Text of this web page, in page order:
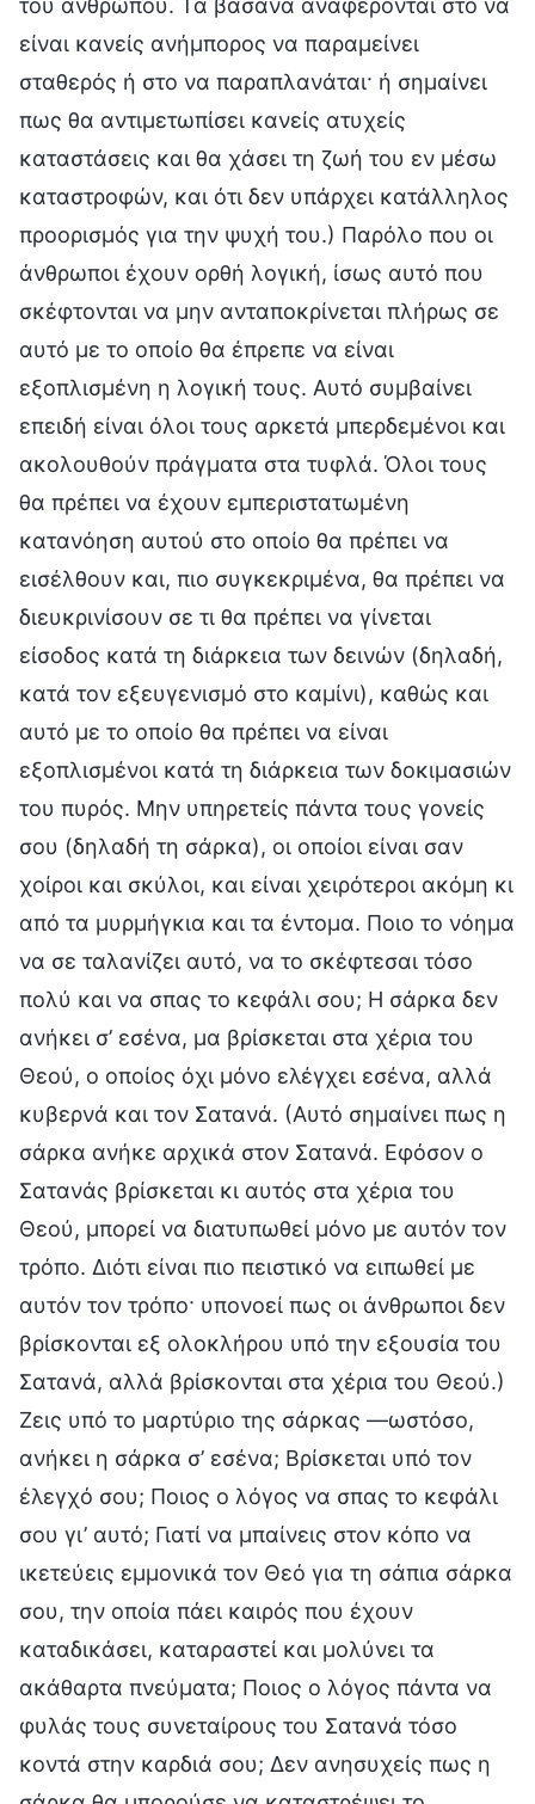
είναι κανείς ανήμπορος να παραμείνει
σταθερός ή στο να παραπλανάται· ή σημαίνει
πως θα αντιμετωπίσει κανείς ατυχείς
καταστάσεις και θα χάσει τη ζωή του εν μέσω
καταστροφών, και ότι δεν υπάρχει κατάλληλος
προορισμός για την ψυχή του.) Παρόλο που οι
άνθρωποι έχουν ορθή λογική, ίσως αυτό που
σκέφτονται να μην ανταποκρίνεται πλήρως σε
αυτό με το οποίο θα έπρεπε να είναι
εξοπλισμένη η λογική τους. Αυτό συμβαίνει
επειδή είναι όλοι τους αρκετά μπερδεμένοι και
ακολουθούν πράγματα στα τυφλά. Όλοι τους
θα πρέπει να έχουν εμπεριστατωμένη
κατανόηση αυτού στο οποίο θα πρέπει να
εισέλθουν και, πιο συγκεκριμένα, θα πρέπει να
διευκρινίσουν σε τι θα πρέπει να γίνεται
είσοδος κατά τη διάρκεια των δεινών (δηλαδή,
κατά τον εξευγενισμό στο καμίνι), καθώς και
αυτό με το οποίο θα πρέπει να είναι
εξοπλισμένοι κατά τη διάρκεια των δοκιμασιών
του πυρός. Μην υπηρετείς πάντα τους γονείς
σου (δηλαδή τη σάρκα), οι οποίοι είναι σαν
χοίροι και σκύλοι, και είναι χειρότεροι ακόμη κι
από τα μυρμήγκια και τα έντομα. Ποιο το νόημα
να σε ταλανίζει αυτό, να το σκέφτεσαι τόσο
πολύ και να σπας το κεφάλι σου; Η σάρκα δεν
ανήκει σ’ εσένα, μα βρίσκεται στα χέρια του
Θεού, ο οποίος όχι μόνο ελέγχει εσένα, αλλά
κυβερνά και τον Σατανά. (Αυτό σημαίνει πως η
σάρκα ανήκε αρχικά στον Σατανά. Εφόσον ο
Σατανάς βρίσκεται κι αυτός στα χέρια του
Θεού, μπορεί να διατυπωθεί μόνο με αυτόν τον
τρόπο. Διότι είναι πιο πειστικό να ειπωθεί με
αυτόν τον τρόπο· υπονοεί πως οι άνθρωποι δεν
βρίσκονται εξ ολοκλήρου υπό την εξουσία του
Σατανά, αλλά βρίσκονται στα χέρια του Θεού.)
Ζεις υπό το μαρτύριο της σάρκας —ωστόσο,
ανήκει η σάρκα σ’ εσένα; Βρίσκεται υπό τον
έλεγχό σου; Ποιος ο λόγος να σπας το κεφάλι
σου γι’ αυτό; Γιατί να μπαίνεις στον κόπο να
ικετεύεις εμμονικά τον Θεό για τη σάπια σάρκα
σου, την οποία πάει καιρός που έχουν
καταδικάσει, καταραστεί και μολύνει τα
ακάθαρτα πνεύματα; Ποιος ο λόγος πάντα να
φυλάς τους συνεταίρους του Σατανά τόσο
κοντά στην καρδιά σου; Δεν ανησυχείς πως η